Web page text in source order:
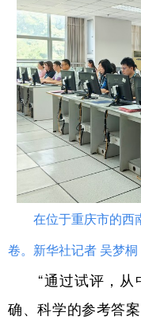
在位于重庆市的西南
卷。新华社记者 吴梦桐
“通过试评，从
确、科学的参考答